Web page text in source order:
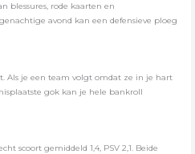
blessures, rode kaarten en
avond kan een defensieve ploeg
Als je een team volgt omdat ze in je hart
gok kan je hele bankroll
scoort gemiddeld 1,4, PSV 2,1. Beide